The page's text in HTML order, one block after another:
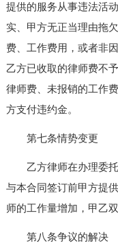
提供的服务从事违法活
实、甲方无正当理由拖
费、工作费用，或者非
乙方已收取的律师费不
律师费、未报销的工作
方支付违约金。
第七条情势变更
乙方律师在办理委托
与本合同签订前甲方提
师的工作量增加，甲乙
第八条争议的解决